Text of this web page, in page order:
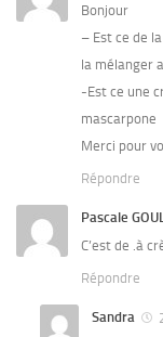
Bonjour
– Est ce de
la mélanger
-Est ce une
mascarpone
Merci pour
Répondre
Pascale
C’est de .à
Répondre
Sandra